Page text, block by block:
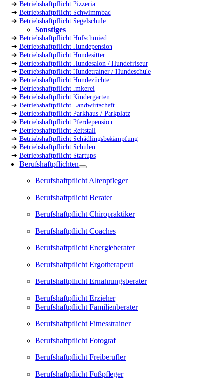
➔ Betriebshaftpflicht Pizzeria
➔ Betriebshaftpflicht Schwimmbad
➔ Betriebshaftpflicht Segelschule
Sonstiges
➔ Betriebshaftpflicht Hufschmied
➔ Betriebshaftpflicht Hundepension
➔ Betriebshaftpflicht Hundesitter
➔ Betriebshaftpflicht Hundesalon / Hundefriseur
➔ Betriebshaftpflicht Hundetrainer / Hundeschule
➔ Betriebshaftpflicht Hundezüchter
➔ Betriebshaftpflicht Imkerei
➔ Betriebshaftpflicht Kindergarten
➔ Betriebshaftpflicht Landwirtschaft
➔ Betriebshaftpflicht Parkhaus / Parkplatz
➔ Betriebshaftpflicht Pferdepension
➔ Betriebshaftpflicht Reitstall
➔ Betriebshaftpflicht Schädlingsbekämpfung
➔ Betriebshaftpflicht Schulen
➔ Betriebshaftpflicht Startups
Berufshaftpflichten
Berufshaftpflicht Altenpfleger
Berufshaftpflicht Berater
Berufshaftpflicht Chiropraktiker
Berufshaftpflicht Coaches
Berufshaftpflicht Energieberater
Berufshaftpflicht Ergotherapeut
Berufshaftpflicht Ernährungsberater
Berufshaftpflicht Erzieher
Berufshaftpflicht Familienberater
Berufshaftpflicht Fitnesstrainer
Berufshaftpflicht Fotograf
Berufshaftpflicht Freiberufler
Berufshaftpflicht Fußpfleger